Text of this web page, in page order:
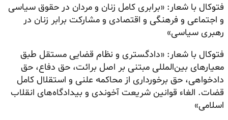
فتوکال با شعار: «برابری کامل زنان و مردان در حقوق سیاسی
و اجتماعی و فرهنگی و اقتصادی و مشارکت برابر زنان در
رهبری سیاسی»
فتوکال با شعار: «دادگستری و نظام قضایی مستقل طبق
معیارهای بین‌المللی مبتنی بر اصل برائت، حق دفاع، حق
دادخواهی، حق برخورداری از محاکمه علنی و استقلال کامل
قضات. الغاء قوانین شریعت آخوندی و بیدادگاه‌های انقلاب
اسلامی»